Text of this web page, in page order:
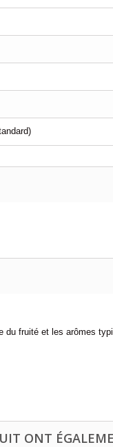
du fruité et les arômes
ONT